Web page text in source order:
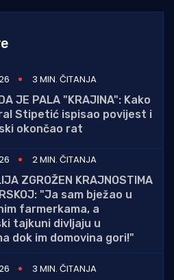
3 MIN. ČITANJA
JE PALA "KRAJINA": Kako
Stipetić ispisao povijest i
okončao rat
2 MIN. ČITANJA
ZGROŽEN KRAJNOSTIMA
"Ja sam bježao u
farmerkama, a
tajkuni divljaju u
dok im domovina gori!"
3 MIN. ČITANJA